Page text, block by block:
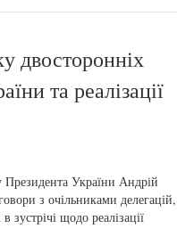
двосторонніх
та реалізації
Президента України Андрій
з очільниками делегацій,
щодо реалізації